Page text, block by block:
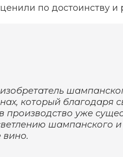
по достоинству
который благодаря
производство уже
шампанского
вино.